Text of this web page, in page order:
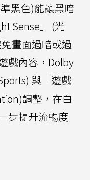
黑色)能讓黑暗
Sense」 (光
畫面過暗或過
戲內容，Dolby
與「遊戲
調整，在白
步提升流暢度